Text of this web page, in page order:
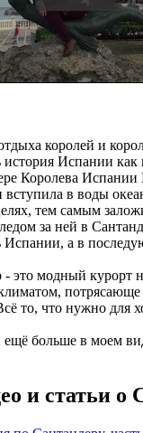
королей и
история Испании как
Королева Испании
в воды
тем самым
за ней в
Испании, а в
- это модный курорт
потрясающе
то, что нужно для
больше в моем
и статьи о